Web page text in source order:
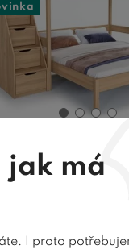
postel
jak má
I proto